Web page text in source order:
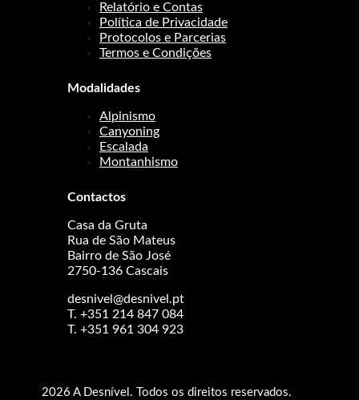
Relatório e Contas
Política de Privacidade
Protocolos e Parcerias
Termos e Condições
Modalidades
Alpinismo
Canyoning
Escalada
Montanhismo
Contactos
Casa da Gruta
Rua de São Mateus
Bairro de São José
2750-136 Cascais
desnivel@desnivel.pt
T. +351 214 847 084
T. +351 961 304 923
2026 A Desnível. Todos os direitos reservados.